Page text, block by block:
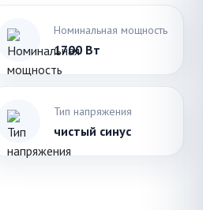
Номинальная мощность
1700 Вт
Тип напряжения
чистый синус